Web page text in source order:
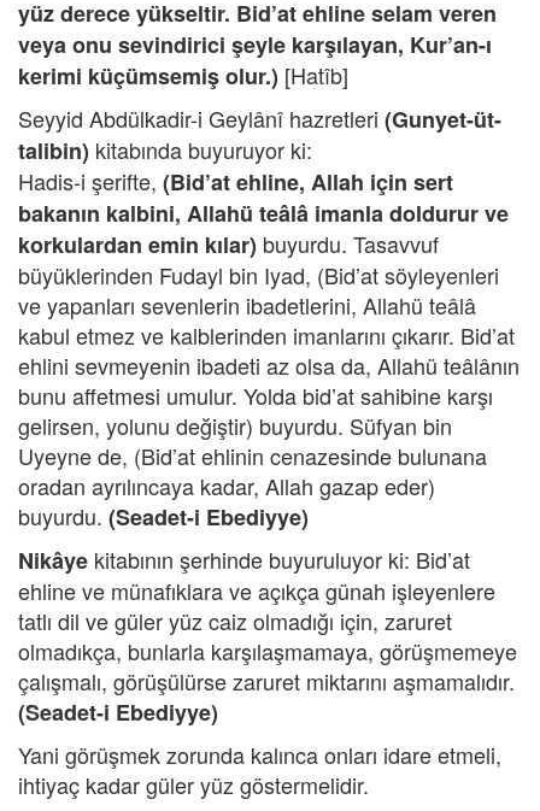
yüz derece yükseltir. Bid’at ehline selam veren
veya onu sevindirici şeyle karşılayan, Kur’an-ı
kerimi küçümsemiş olur.) [Hatîb]
Seyyid Abdülkadir-i Geylânî hazretleri (Gunyet-üt-
talibin) kitabında buyuruyor ki:
Hadis-i şerifte, (Bid’at ehline, Allah için sert
bakanın kalbini, Allahü teâlâ imanla doldurur ve
korkulardan emin kılar) buyurdu. Tasavvuf
büyüklerinden Fudayl bin Iyad, (Bid’at söyleyenleri
ve yapanları sevenlerin ibadetlerini, Allahü teâlâ
kabul etmez ve kalblerinden imanlarını çıkarır. Bid’at
ehlini sevmeyenin ibadeti az olsa da, Allahü teâlânın
bunu affetmesi umulur. Yolda bid’at sahibine karşı
gelirsen, yolunu değiştir) buyurdu. Süfyan bin
Uyeyne de, (Bid’at ehlinin cenazesinde bulunana
oradan ayrılıncaya kadar, Allah gazap eder)
buyurdu. (Seadet-i Ebediyye)
Nikâye kitabının şerhinde buyuruluyor ki: Bid’at
ehline ve münafıklara ve açıkça günah işleyenlere
tatlı dil ve güler yüz caiz olmadığı için, zaruret
olmadıkça, bunlarla karşılaşmamaya, görüşmemeye
çalışmalı, görüşülürse zaruret miktarını aşmamalıdır.
(Seadet-i Ebediyye)
Yani görüşmek zorunda kalınca onları idare etmeli,
ihtiyaç kadar güler yüz göstermelidir.